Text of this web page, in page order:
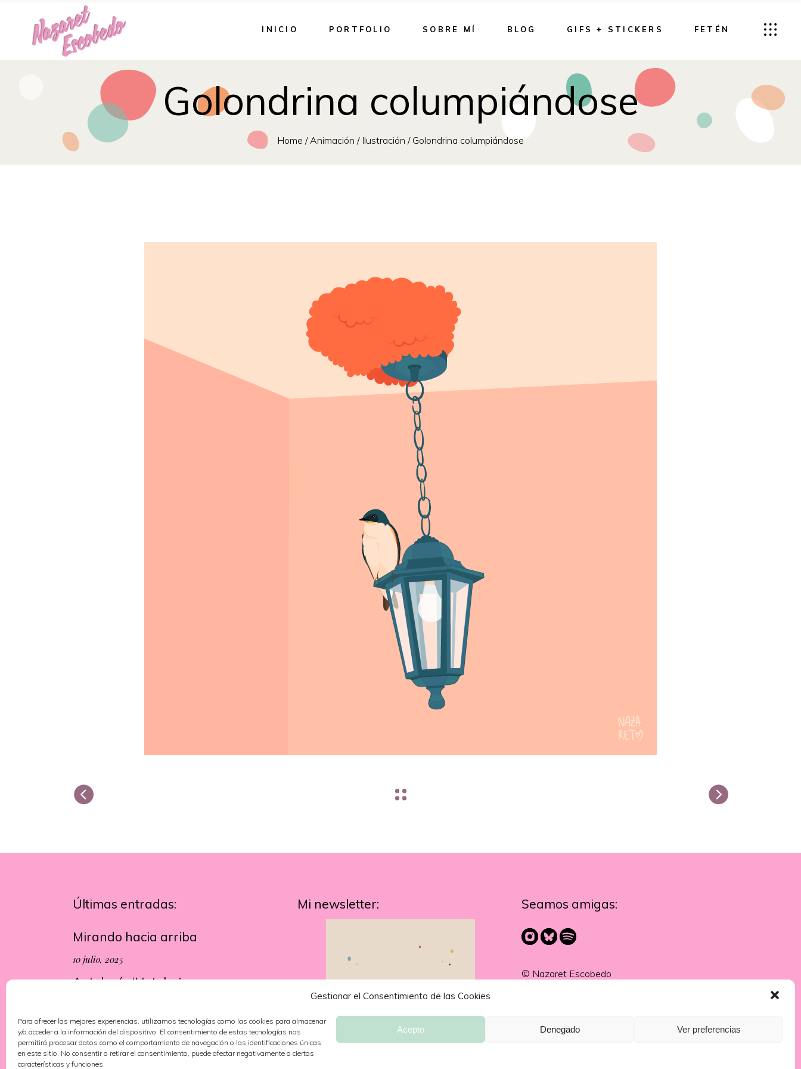
Gestionar el Consentimiento de las Cookies
Para ofrecer las mejores experiencias, utilizamos tecnologías como las cookies para almacenar
y/o acceder a la información del dispositivo. El consentimiento de estas tecnologías nos
permitirá procesar datos como el comportamiento de navegación o las identificaciones únicas
en este sitio. No consentir o retirar el consentimiento, puede afectar negativamente a ciertas
características y funciones.
Acepto Denegado Ver preferencias
INICIO PORTFOLIO SOBRE MÍ BLOG GIFS + STICKERS FETÉN
Golondrina columpiándose
Home /Animación / Ilustración / Golondrina columpiándose
Últimas entradas:
Mirando hacia arriba
10 julio, 2025
Antología ‘Hoteles’
Mi newsletter: Seamos amigas:
© Nazaret Escobedo